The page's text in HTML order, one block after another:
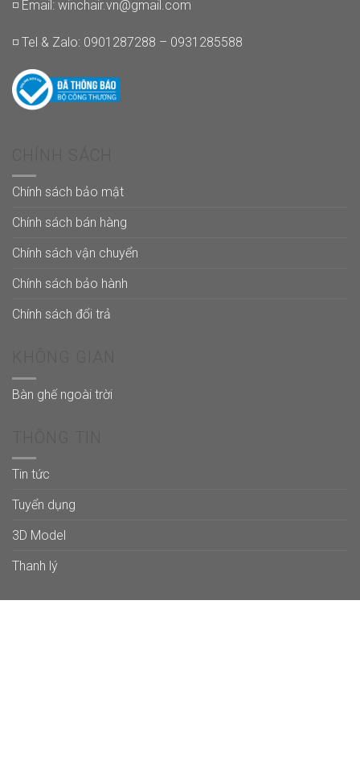
◽ Email: winchair.vn@gmail.com
◽ Tel & Zalo: 0901287288 – 0931285588
Chính sách bảo mật
Chính sách bán hàng
Chính sách vận chuyển
Chính sách bảo hành
Chính sách đổi trả
Bàn ghế ngoài trời
Tin tức
Tuyển dụng
3D Model
Thanh lý